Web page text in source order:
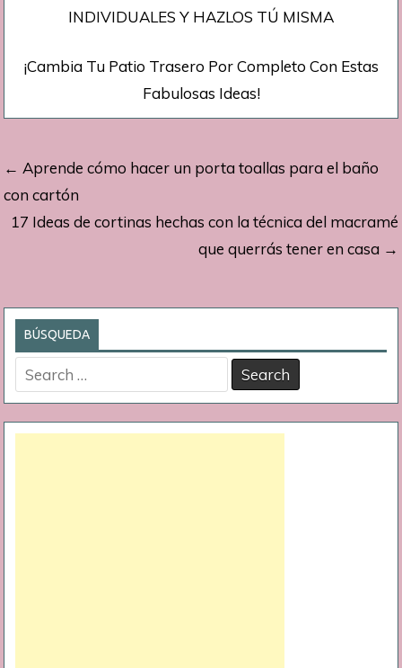
INDIVIDUALES Y HAZLOS TÚ MISMA
¡Cambia Tu Patio Trasero Por Completo Con Estas
Fabulosas Ideas!
Navegación
de
entradas
← Aprende cómo hacer un porta toallas para el baño
con cartón
17 Ideas de cortinas hechas con la técnica del macramé
que querrás tener en casa →
BÚSQUEDA
Search
for: